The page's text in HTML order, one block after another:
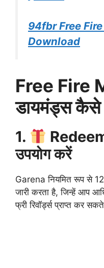
94fbr Free
Download
Free Fire
डायमंड्स कैसे
1.
उपयोग करें
Garena नियमित रूप से
जारी करता है, जिन्हें आप
फ्री रिवॉर्ड्स प्राप्त कर